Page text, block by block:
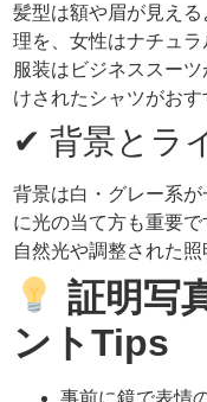
髪型は額や眉が見え
理を、女性はナチュラ
服装はビジネススー
けされたシャツがおす
✔ 背景とラ
背景は白・グレー系
に光の当て方も重要
自然光や調整された
証明写
ントTips
事前に鏡で表情